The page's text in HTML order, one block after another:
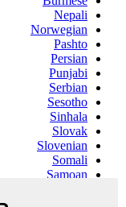
Nepali
Norwegian
Pashto
Persian
Punjabi
Serbian
Sesotho
Sinhala
Slovak
Slovenian
Somali
Samoan